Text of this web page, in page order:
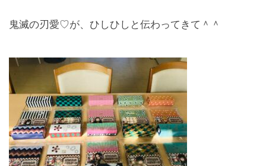
鬼滅の刃愛♡が、ひしひしと伝わってきて＾＾